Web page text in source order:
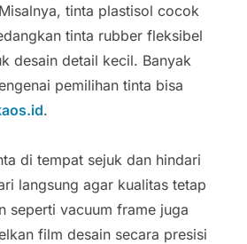
tinta plastisol cocok
tinta rubber fleksibel
desain detail kecil. Banyak
pemilihan tinta bisa
.
di tempat sejuk dan hindari
langsung agar kualitas tetap
seperti vacuum frame juga
film desain secara presisi